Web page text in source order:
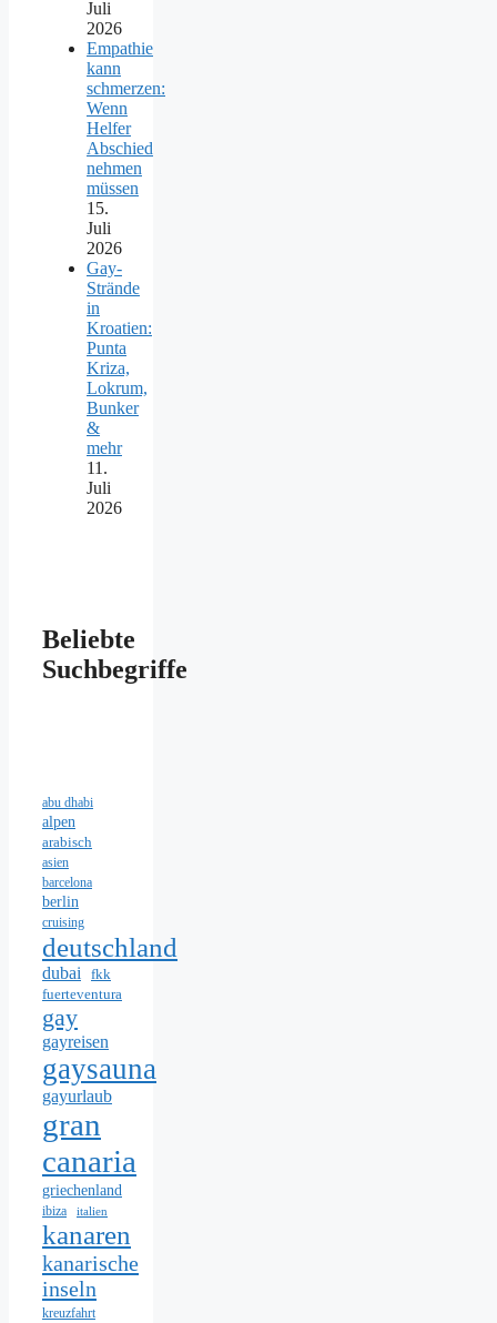
Juli
2026
Empathie
kann
schmerzen:
Wenn
Helfer
Abschied
nehmen
müssen
15.
Juli
2026
Gay-
Strände
in
Kroatien:
Punta
Kriza,
Lokrum,
Bunker
&
mehr
11.
Juli
2026
Beliebte
Suchbegriffe
abu dhabi
alpen
arabisch
asien
barcelona
berlin
cruising
deutschland
dubai
fkk
fuerteventura
gay
gayreisen
gaysauna
gayurlaub
gran
canaria
griechenland
ibiza italien
kanaren
kanarische
inseln
kreuzfahrt